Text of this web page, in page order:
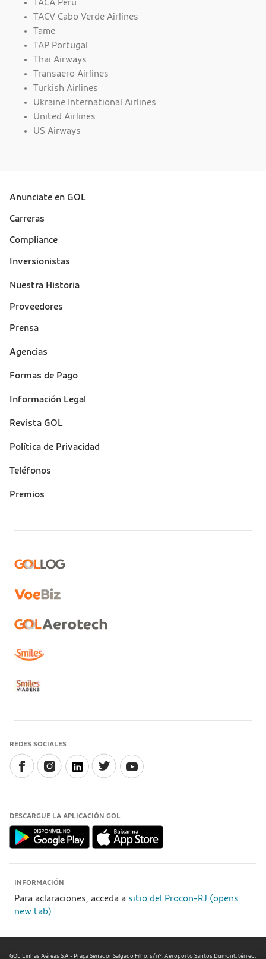
TACA Peru
TACV Cabo Verde Airlines
Tame
TAP Portugal
Thai Airways
Transaero Airlines
Turkish Airlines
Ukraine International Airlines
United Airlines
US Airways
Sobre a Gol (footer)
Anunciate en GOL
Carreras
Compliance
Inversionistas
Nuestra Historia
Proveedores
Prensa
Suporte
Agencias
Formas de Pago
Información Legal
Revista GOL
Política de Privacidad
Teléfonos
Premios
REDES SOCIALES
DESCARGUE LA APLICACIÓN GOL
INFORMACIÓN
Para aclaraciones, acceda a sitio del Procon-RJ (opens
new tab)
GOL Linhas Aéreas S.A - Praça Senador Salgado Filho, s/nº, Aeroporto Santos Dumont, térreo,